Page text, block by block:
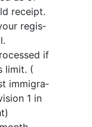
receipt.
reg­is­
if
limit. (
immi­gra­
1 in